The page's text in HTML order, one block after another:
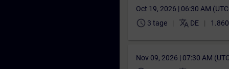
Oct 19, 2026 | 06:30 AM
schedule 3 tage translate DE
Nov 09, 2026 | 07:30 AM